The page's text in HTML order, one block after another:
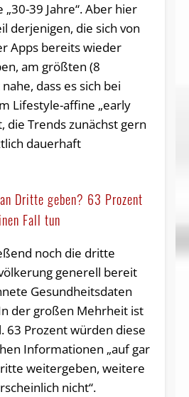
39 Jahre“. Aber hier
derjenigen, die sich von
Apps bereits wieder
am größten (8
dass es sich bei
Lifestyle-affine „early
die Trends zunächst gern
dauerhaft
Dritte geben? 63 Prozent
Fall tun
noch die dritte
generell bereit
Gesundheitsdaten
der großen Mehrheit ist
63 Prozent würden diese
Informationen „auf gar
weitergeben, weitere
nicht“.